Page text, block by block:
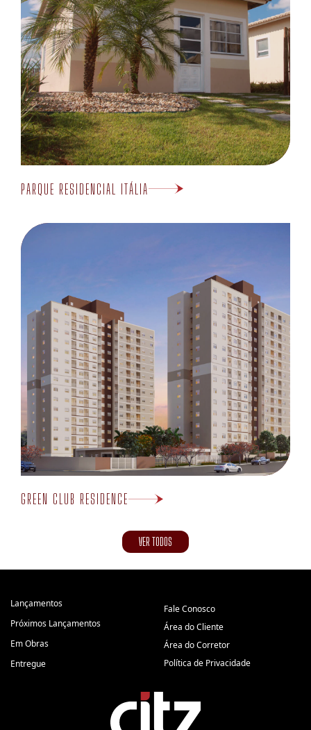
PARQUE RESIDENCIAL ITÁLIA
GREEN CLUB RESIDENCE
VER TODOS
Lançamentos
Próximos Lançamentos
Em Obras
Entregue
Fale Conosco
Área do Cliente
Área do Corretor
Política de Privacidade